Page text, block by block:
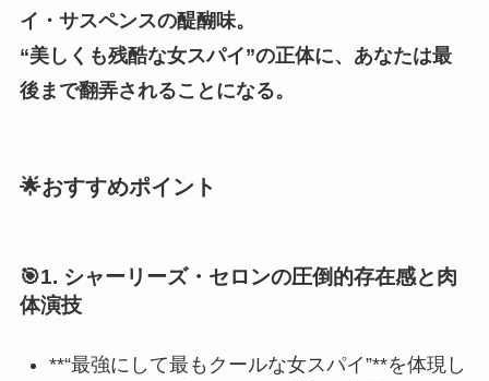
イ・サスペンスの醍醐味。
“美しくも残酷な女スパイ”の正体に、あなたは最
後まで翻弄されることになる。
🌟おすすめポイント
🎯1. シャーリーズ・セロンの圧倒的存在感と肉
体演技
**“最強にして最もクールな女スパイ”**を体現し